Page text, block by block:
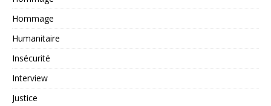
Hommage
Humanitaire
Insécurité
Interview
Justice